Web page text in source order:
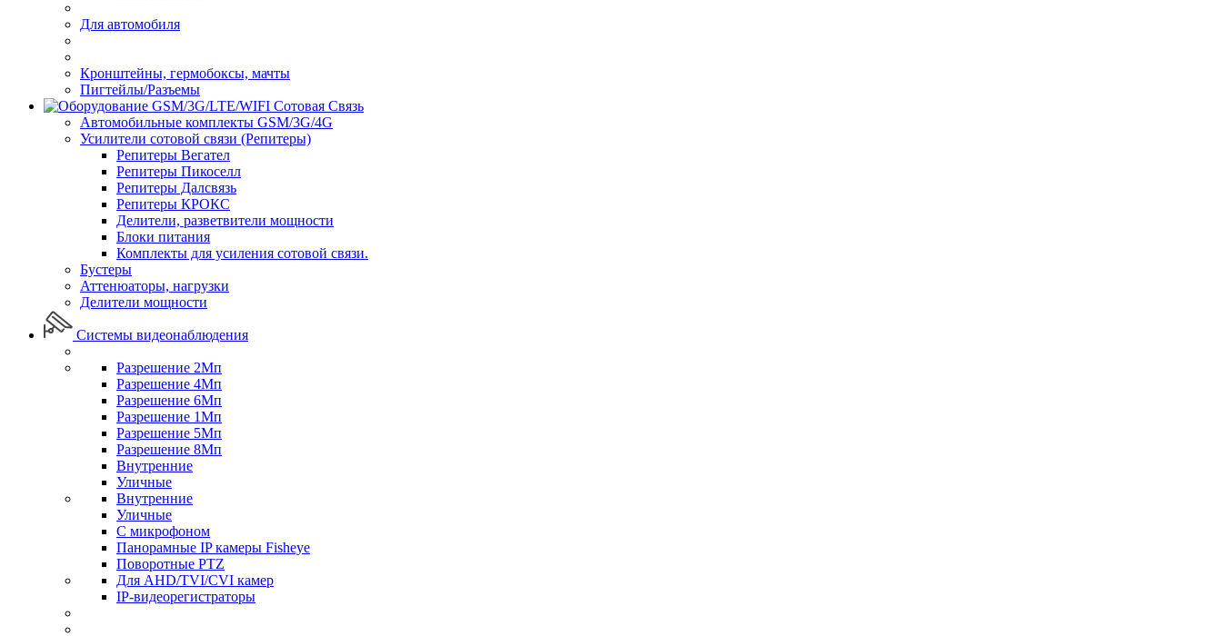
Для автомобиля
Кронштейны, гермобоксы, мачты
Пигтейлы/Разъемы
Сотовая Связь
Автомобильные комплекты GSM/3G/4G
Усилители сотовой связи (Репитеры)
Репитеры Вегател
Репитеры Пикоселл
Репитеры Далсвязь
Репитеры КРОКС
Делители, разветвители мощности
Блоки питания
Комплекты для усиления сотовой связи.
Бустеры
Аттенюаторы, нагрузки
Делители мощности
Системы видеонаблюдения
Разрешение 2Мп
Разрешение 4Мп
Разрешение 6Мп
Разрешение 1Мп
Разрешение 5Мп
Разрешение 8Мп
Внутренние
Уличные
Внутренние
Уличные
С микрофоном
Панорамные IP камеры Fisheye
Поворотные PTZ
Для AHD/TVI/CVI камер
IP-видеорегистраторы